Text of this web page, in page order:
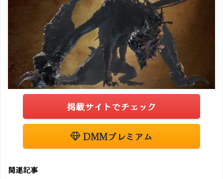
掲載サイトでチェック
DMMプレミアム
関連記事